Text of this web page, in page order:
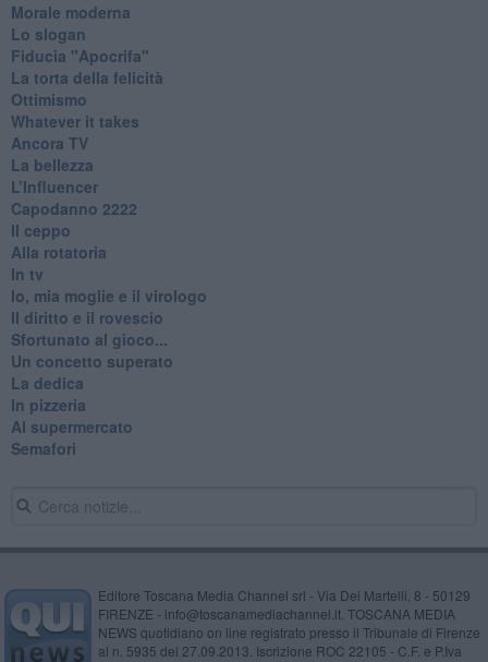
Morale moderna
Lo slogan
Fiducia "Apocrifa"
La torta della felicità
Ottimismo
Whatever it takes
Ancora TV
La bellezza
L’Influencer
​Capodanno 2222
Il ceppo
Alla rotatoria
In tv
Io, mia moglie e il virologo
Il diritto e il rovescio
Sfortunato al gioco...
Un concetto superato
La dedica
In pizzeria
Al supermercato
Semafori
Editore Toscana Media Channel srl - Via Dei Martelli, 8 - 50129
FIRENZE - info@toscanamediachannel.it. TOSCANA MEDIA
NEWS quotidiano on line registrato presso il Tribunale di Firenze
al n. 5935 del 27.09.2013. Iscrizione ROC 22105 - C.F. e P.Iva